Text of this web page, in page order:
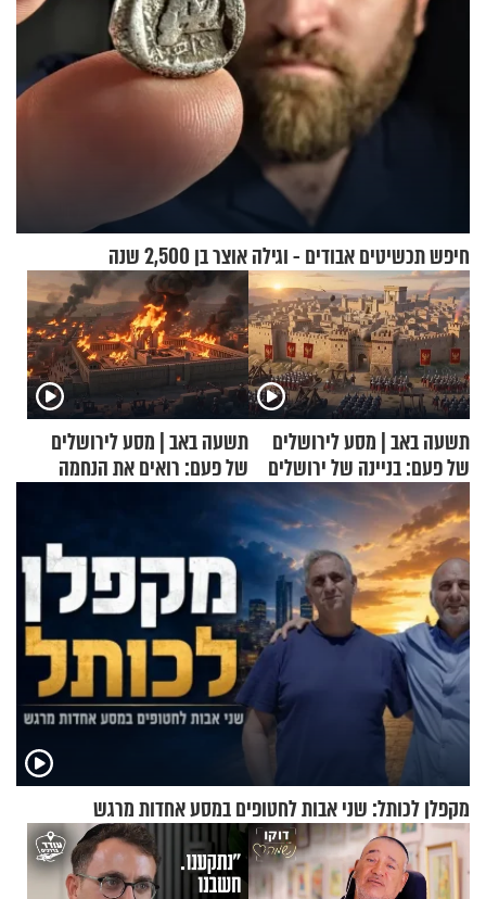
חיפש תכשיטים אבודים - וגילה אוצר בן 2,500 שנה
תשעה באב | מסע לירושלים
של פעם: בניינה של ירושלים
תשעה באב | מסע לירושלים
של פעם: רואים את הנחמה
מקפלן לכותל: שני אבות לחטופים במסע אחדות מרגש